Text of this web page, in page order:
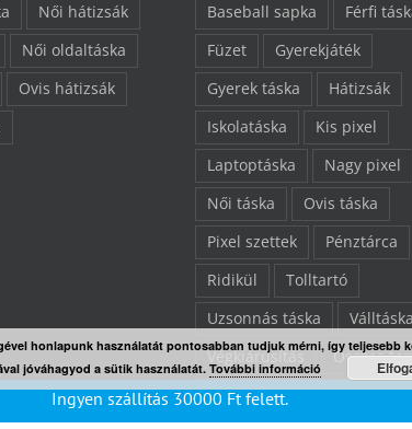
Női hátizsák
Női oldaltáska
Ovis hátizsák
Baseball sapka
Férfi
Füzet
Gyerekjáték
Gyerek táska
Hátizsák
Iskolatáska
Kis pixel
Laptoptáska
Nagy pixel
Női táska
Ovis táska
Pixel szettek
Pénztárca
Ridikül
Tolltartó
Uzsonnás táska
Válltáska
Végkiárusítás
Összes
“L” pixelezhető felület
Ingyen szállítás 30000 Ftfelett.
honlapunk használatát pontosabban tudjuk mérni, így
jóváhagyod a sütik használatát. További információ